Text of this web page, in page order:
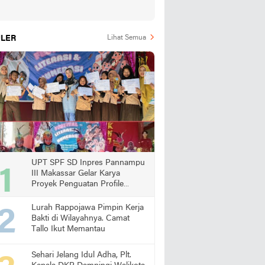
Lihat Semua
UPT SPF SD Inpres Pannampu
III Makassar Gelar Karya
Proyek Penguatan Profile
Lurah Rappojawa Pimpin Kerja
Bakti di Wilayahnya. Camat
Tallo Ikut Memantau
Sehari Jelang Idul Adha, Plt.